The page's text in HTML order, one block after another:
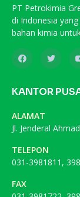
PT Petrokimia
di Indonesia
bahan kimia
KANTOR
ALAMAT
Jl. Jenderal
TELEPON
031-3981811,
FAX